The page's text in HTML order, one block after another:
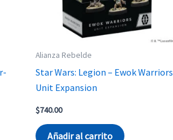
Alianza Rebelde
Star Wars: Legion – Ewok Warriors
Unit Expansion
$740.00
Añadir al carrito